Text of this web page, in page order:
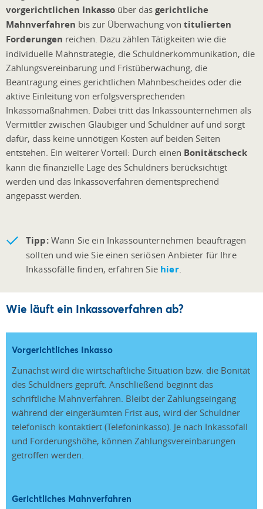
vorgerichtlichen Inkasso über das gerichtliche
Mahnverfahren bis zur Überwachung von titulierten
Forderungen reichen. Dazu zählen Tätigkeiten wie die
individuelle Mahnstrategie, die Schuldnerkommunikation, die
Zahlungsvereinbarung und Fristüberwachung, die
Beantragung eines gerichtlichen Mahnbescheides oder die
aktive Einleitung von erfolgsversprechenden
Inkassomaßnahmen. Dabei tritt das Inkassounternehmen als
Vermittler zwischen Gläubiger und Schuldner auf und sorgt
dafür, dass keine unnötigen Kosten auf beiden Seiten
entstehen. Ein weiterer Vorteil: Durch einen Bonitätscheck
kann die finanzielle Lage des Schuldners berücksichtigt
werden und das Inkassoverfahren dementsprechend
angepasst werden.
Tipp:Wann Sie ein Inkassounternehmen beauftragen
sollten und wie Sie einen seriösen Anbieter für Ihre
Inkassofälle finden, erfahren Sie hier.
Wie läuft ein Inkassoverfahren ab?
Vorgerichtliches Inkasso
Zunächst wird die wirtschaftliche Situation bzw. die Bonität
des Schuldners geprüft. Anschließend beginnt das
schriftliche Mahnverfahren. Bleibt der Zahlungseingang
während der eingeräumten Frist aus, wird der Schuldner
telefonisch kontaktiert (Telefoninkasso). Je nach Inkassofall
und Forderungshöhe, können Zahlungsvereinbarungen
getroffen werden.
Gerichtliches Mahnverfahren